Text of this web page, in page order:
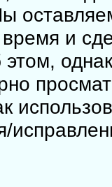
и
этом,